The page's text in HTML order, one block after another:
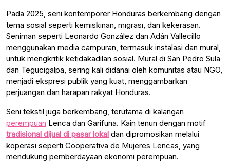
Pada 2025, seni kontemporer Honduras berkembang dengan
tema sosial seperti kemiskinan, migrasi, dan kekerasan.
Seniman seperti Leonardo González dan Adán Vallecillo
menggunakan media campuran, termasuk instalasi dan mural,
untuk mengkritik ketidakadilan sosial. Mural di San Pedro Sula
dan Tegucigalpa, sering kali didanai oleh komunitas atau NGO,
menjadi ekspresi publik yang kuat, menggambarkan
perjuangan dan harapan rakyat Honduras.
Seni tekstil juga berkembang, terutama di kalangan
perempuan Lenca dan Garifuna. Kain tenun dengan motif
tradisional dijual di pasar lokal dan dipromosikan melalui
koperasi seperti Cooperativa de Mujeres Lencas, yang
mendukung pemberdayaan ekonomi perempuan.